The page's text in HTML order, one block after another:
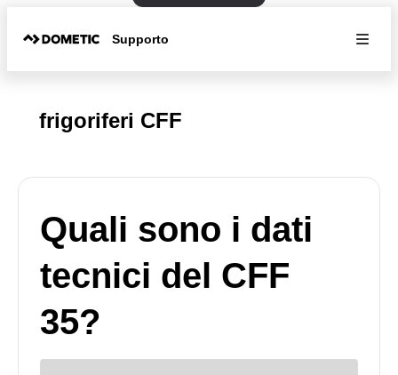
Supporto
frigoriferi CFF
Quali sono i dati
tecnici del CFF
35?